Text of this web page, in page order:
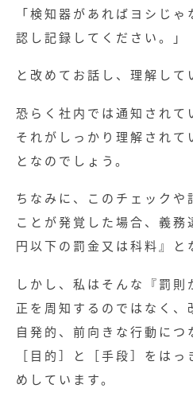
「検知器があればヨシじ
認し記録してください。」
と改めてお話し、理解して
恐らく社内では通知されて
それがしっかり理解されて
となのでしょう。
ちなみに、このチェックや
ことが発覚した場合、義務
円以下の罰金又は科料』と
しかし、私はそんな『罰
正を周知するのではなく、
自発的、前向きな行動につ
［目的］と［手段］をは
めしています。